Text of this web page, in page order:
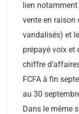
lien
vente en raison
vandalisés) et
prépayé voix et
chiffre
FCFA à fin
au 30
Dans le même